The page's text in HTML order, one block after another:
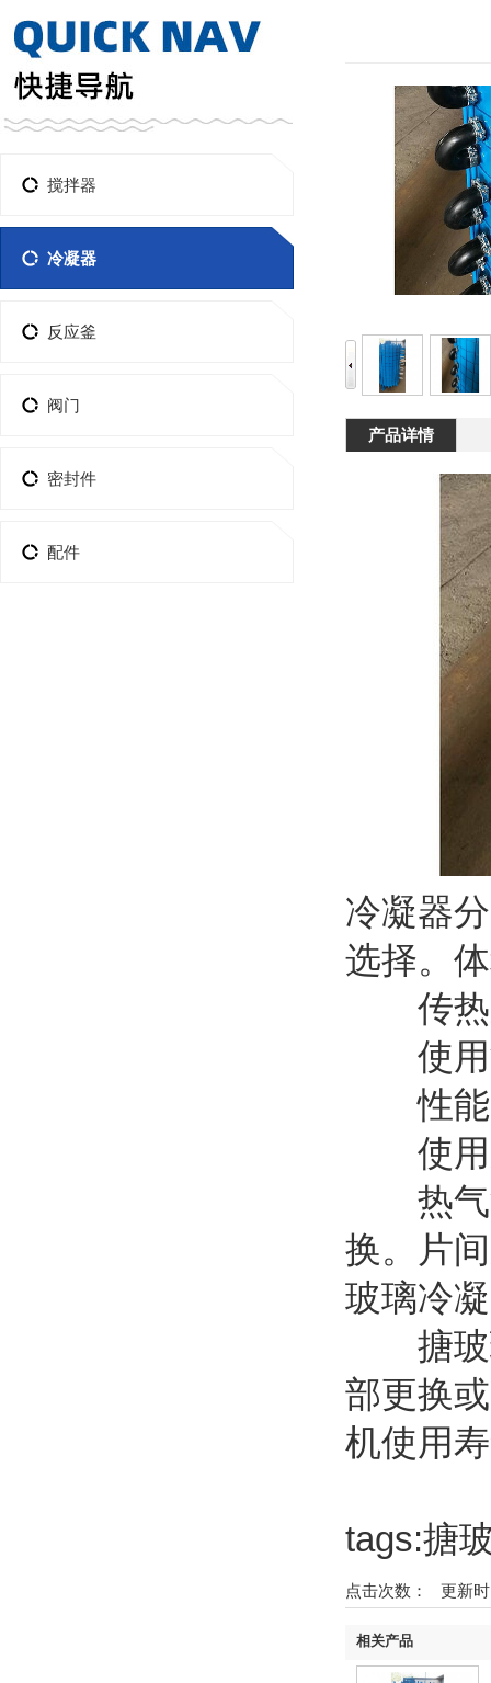
搅拌器
冷凝器
反应釜
阀门
密封件
配件
产品详情
冷凝器
选择。
传热
使用
性能
使用压
热气流
换。片
玻璃冷
搪玻璃
部更换
机使用
tags:搪
点击次数： 更新
相关产品